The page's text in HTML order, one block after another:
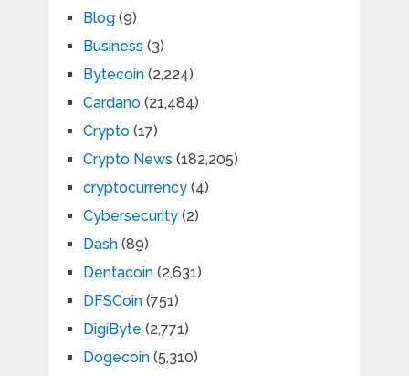
Blog(9)
Business (3)
Bytecoin(2,224)
Cardano(21,484)
Crypto(17)
Crypto News (182,205)
cryptocurrency(4)
Cybersecurity(2)
Dash(89)
Dentacoin(2,631)
DFSCoin(751)
DigiByte (2,771)
Dogecoin(5,310)